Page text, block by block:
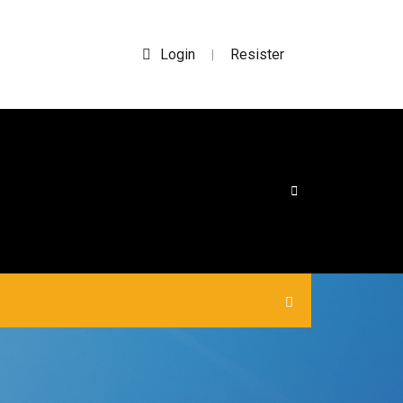
Login | Resister